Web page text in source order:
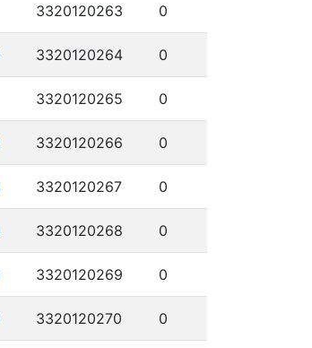
3320120263 0
3320120264 0
3320120265 0
3320120266 0
3320120267 0
3320120268 0
3320120269 0
3320120270 0